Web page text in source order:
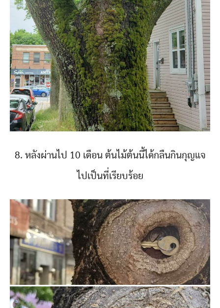
8. หลังผ่านไป 10 เดือน ต้นไม้ต้นนี้ได้กลืนกินกุญแจ
ไปเป็นที่เรียบร้อย